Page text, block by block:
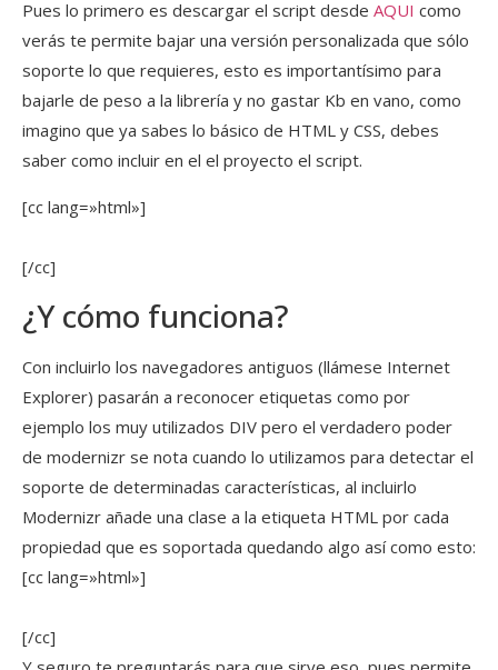
Pues lo primero es descargar el script desde AQUI como
verás te permite bajar una versión personalizada que sólo
soporte lo que requieres, esto es importantísimo para
bajarle de peso a la librería y no gastar Kb en vano, como
imagino que ya sabes lo básico de HTML y CSS, debes
saber como incluir en el el proyecto el script.
[cc lang=»html»]
[/cc]
¿Y cómo funciona?
Con incluirlo los navegadores antiguos (llámese Internet
Explorer) pasarán a reconocer etiquetas como por
ejemplo los muy utilizados DIV pero el verdadero poder
de modernizr se nota cuando lo utilizamos para detectar el
soporte de determinadas características, al incluirlo
Modernizr añade una clase a la etiqueta HTML por cada
propiedad que es soportada quedando algo así como esto:
[cc lang=»html»]
[/cc]